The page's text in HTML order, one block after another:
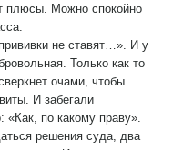
плюсы. Можно спокойно
не ставят…». И у
Только как то
очами, чтобы
И забегали
по какому праву».
решения суда, два